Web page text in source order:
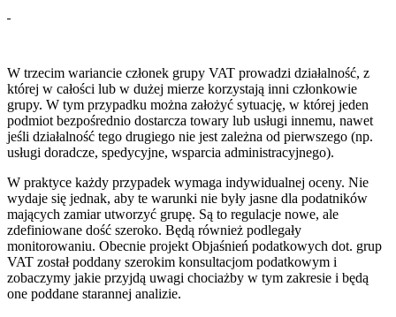
W trzecim wariancie członek grupy VAT prowadzi działalność, z
której w całości lub w dużej mierze korzystają inni członkowie
grupy. W tym przypadku można założyć sytuację, w której jeden
podmiot bezpośrednio dostarcza towary lub usługi innemu, nawet
jeśli działalność tego drugiego nie jest zależna od pierwszego (np.
usługi doradcze, spedycyjne, wsparcia administracyjnego).
W praktyce każdy przypadek wymaga indywidualnej oceny. Nie
wydaje się jednak, aby te warunki nie były jasne dla podatników
mających zamiar utworzyć grupę. Są to regulacje nowe, ale
zdefiniowane dość szeroko. Będą również podlegały
monitorowaniu. Obecnie projekt Objaśnień podatkowych dot. grup
VAT został poddany szerokim konsultacjom podatkowym i
zobaczymy jakie przyjdą uwagi chociażby w tym zakresie i będą
one poddane starannej analizie.